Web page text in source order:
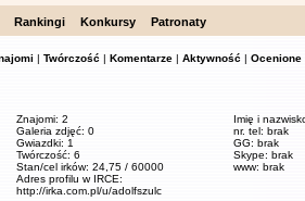
Rankingi Konkursy Patronaty
| Twórczość | Komentarze | Aktywność | Ocenione
Znajomi: 2
Galeria zdjęć: 0
Gwiazdki: 1
Twórczość: 6
Stan/cel irków: 24,75 / 60000
Adres profilu w IRCE:
http://irka.com.pl/u/adolfszulc
Imię i
nr. tel: brak
GG: brak
Skype: brak
www: brak